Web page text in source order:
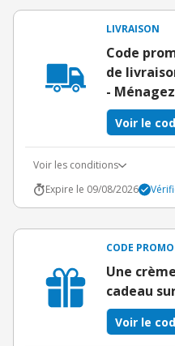
LIVRAISON
Code
de
-
Voir le
Voir les conditions
Expire le 09/08/2026
CODE PROMO
Une
cadeau
Voir le